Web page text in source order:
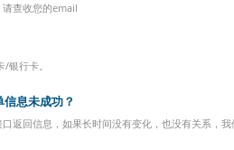
查收您的email
银行卡。
息未成功？
返回信息，如果长时间没有变化，也没有关系，我